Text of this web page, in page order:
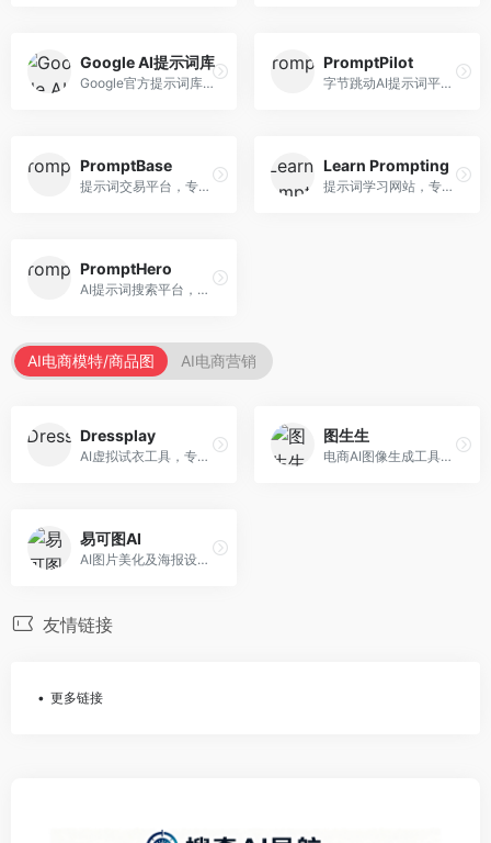
Google AI提示词库
Google官方提示词库，专注于Gemini模型优化。面向开发者，提供官方提示词指南、最佳实践、示例代码等资源，权威性强。
PromptPilot
字节跳动AI提示词平台，专注于提示词优化与管理。面向AI用户，提供提示词优化、效果测试、团队协作等服务，企业级功能完善。
PromptBase
提示词交易平台，专注于高质量提示词买卖。面向AI创作者，提供提示词交易、模板购买、创作者收益等服务，提示词质量高。
Learn Prompting
提示词学习网站，专注于提示词工程教育。面向AI学习者，提供提示词教程、最佳实践、案例研究等资源，教学内容系统。
PromptHero
AI提示词搜索平台，整合多种AI工具提示词资源。面向AI创作者，提供提示词搜索、模板库、社区分享等服务，提示词资源丰富。
AI电商模特/商品图 AI电商营销
Dressplay
AI虚拟试衣工具，专注于服装电商体验。面向服装电商，提供虚拟试穿、尺码推荐、穿搭建议等服务，试衣体验真实。
图生生
电商AI图像生成工具，专注于商品图创作。面向电商卖家，提供商品图生成、背景替换、批量处理等服务，商品图质量高。
易可图AI
AI图片美化及海报设计平台，专注于电商视觉设计。面向电商卖家，提供图片美化、海报设计、营销素材等服务，设计效率高。
友情链接
更多链接